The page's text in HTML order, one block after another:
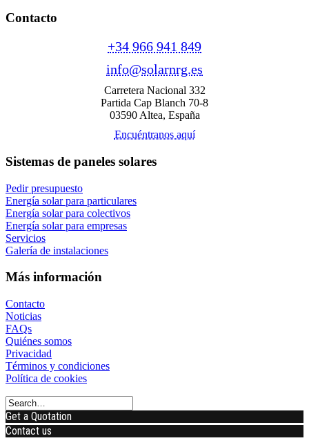
Contacto
+34 966 941 849
info@solarnrg.es
Carretera Nacional 332
Partida Cap Blanch 70-8
03590 Altea, España
Encuéntranos aquí
Sistemas de paneles solares
Pedir presupuesto
Energía solar para particulares
Energía solar para colectivos
Energía solar para empresas
Servicios
Galería de instalaciones
Más información
Contacto
Noticias
FAQs
Quiénes somos
Privacidad
Términos y condiciones
Política de cookies
Get a Quotation
Contact us